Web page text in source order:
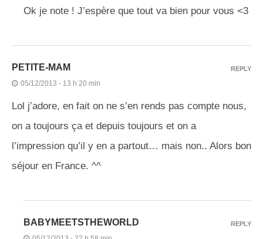
Ok je note ! J’espère que tout va bien pour vous <3
PETITE-MAM
05/12/2013 - 13 h 20 min
Lol j’adore, en fait on ne s’en rends pas compte nous,
on a toujours ça et depuis toujours et on a
l’impression qu’il y en a partout… mais non.. Alors bon
séjour en France. ^^
REPLY
BABYMEETSTHEWORLD REPLY